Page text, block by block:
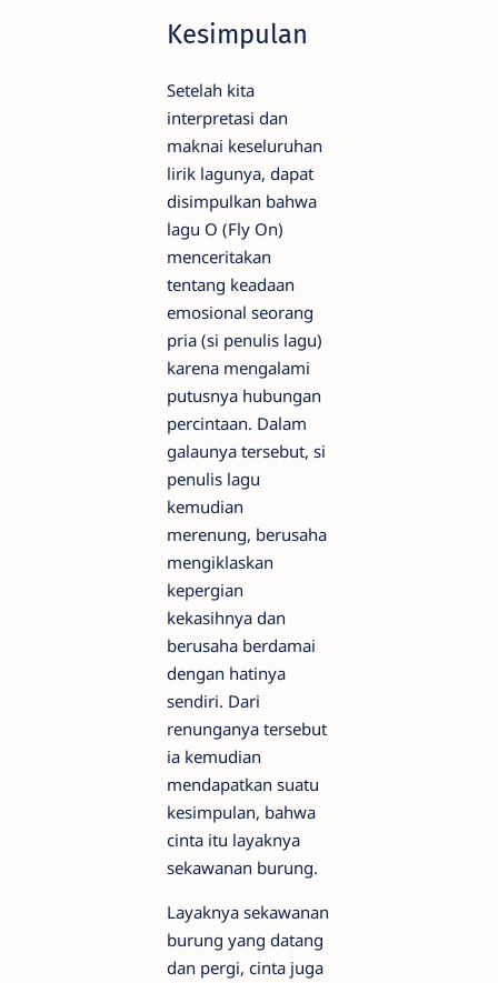
Kesimpulan
Setelah kita
interpretasi dan
maknai keseluruhan
lirik lagunya, dapat
disimpulkan bahwa
lagu O (Fly On)
menceritakan
tentang keadaan
emosional seorang
pria (si penulis lagu)
karena mengalami
putusnya hubungan
percintaan. Dalam
galaunya tersebut, si
penulis lagu
kemudian
merenung, berusaha
mengiklaskan
kepergian
kekasihnya dan
berusaha berdamai
dengan hatinya
sendiri. Dari
renunganya tersebut
ia kemudian
mendapatkan suatu
kesimpulan, bahwa
cinta itu layaknya
sekawanan burung.
Layaknya sekawanan
burung yang datang
dan pergi, cinta juga